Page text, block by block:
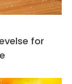
for